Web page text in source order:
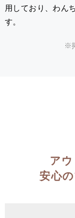
用しており、わん
す。
※
ア
安心